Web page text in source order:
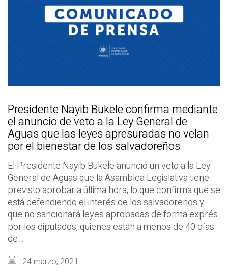
Presidente Nayib Bukele confirma mediante
el anuncio de veto a la Ley General de
Aguas que las leyes apresuradas no velan
por el bienestar de los salvadoreños
El Presidente Nayib Bukele anunció un veto a la Ley
General de Aguas que la Asamblea Legislativa tiene
previsto aprobar a última hora, lo que confirma que se
está defendiendo el interés de los salvadoreños y
que no sancionará leyes aprobadas de forma exprés
por los diputados, quienes están a menos de 40 días
de…
24 marzo, 2021